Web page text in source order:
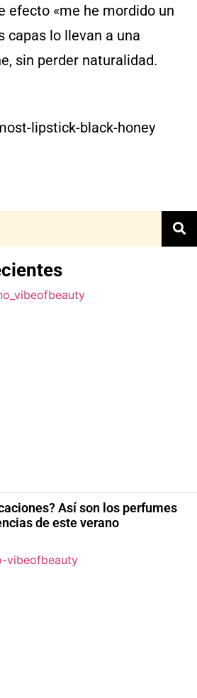
efecto «me he mordido un
capas lo llevan a una
sin perder naturalidad.
Así son los perfumes
de este verano